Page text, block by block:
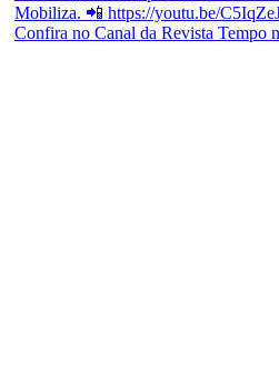
Confira no Canal da Revista Tempo